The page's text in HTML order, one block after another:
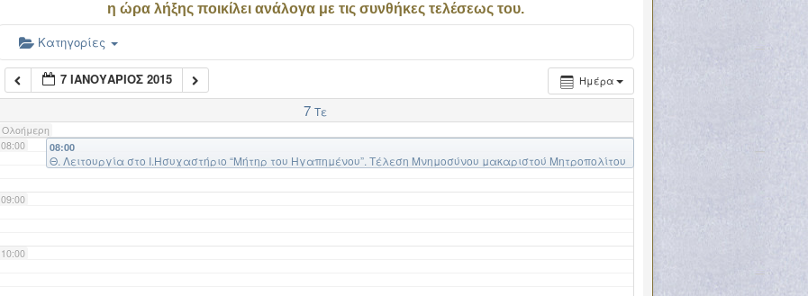
η ώρα λήξης ποικίλει ανάλογα με τις συνθήκες τελέσεως του.
Κατηγορίες
Ημέρα
7 ΙΑΝΟΥΆΡΙΟΣ 2015
7 Τε
Ολοήμερη
06:00
07:00
08:00
09:00
10:00
08:00
Θ. Λειτουργία στο Ι.Ησυχαστήριο “Μήτηρ του Ηγαπημένου”. Τέλεση Μνημοσύνου μακαριστού Μητροπολίτου